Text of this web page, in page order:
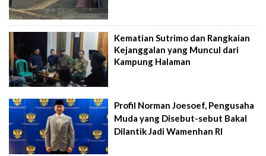
Kematian Sutrimo dan Rangkaian
Kejanggalan yang Muncul dari
Kampung Halaman
Profil Norman Joesoef, Pengusaha
Muda yang Disebut-sebut Bakal
Dilantik Jadi Wamenhan RI